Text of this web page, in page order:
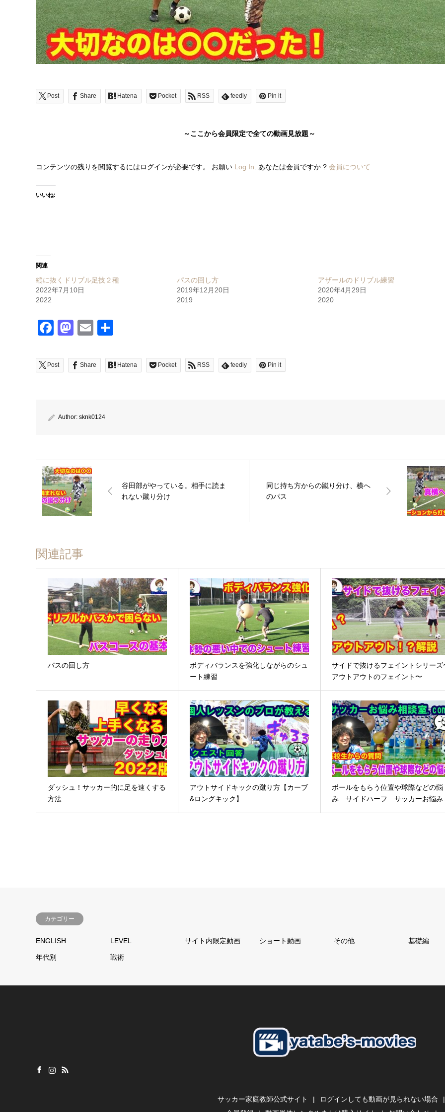
Post Share Hatena Pocket RSS feedly Pin it
～ここから会員限定で全ての動画見放題～
コンテンツの残りを閲覧するにはログインが必要です。 お願い Log In . あなたは会員ですか ? 会員について
いいね:
関連
縦に抜くドリブル足技２種
2022年7月10日
2022
パスの回し方
2019年12月20日
2019
アザールのドリブル練習
2020年4月29日
2020
Facebook
Mastodon
Email
Post Share Hatena Pocket RSS feedly Pin it
Author: sknk0124
谷田部がやっている。相手に読ま
れない蹴り分け
同じ持ち方からの蹴り分け、横へ
のパス
関連記事
パスの回し方
ボディバランスを強化しながらのシュ
ート練習
サイドで抜けるフェイントシリーズ
アウトアウトのフェイント〜
ダッシュ！サッカー的に足を速くする
方法
アウトサイドキックの蹴り方【カーブ
&ロングキック】
ボールをもらう位置や球際などの悩
み サイドハーフ サッカーお悩
カテゴリー
ENGLISH LEVEL サイト内限定動画 ショート動画 その他 基礎編
年代別 戦術
サッカー家庭教師公式サイト
ログインしても動画が見られない場合